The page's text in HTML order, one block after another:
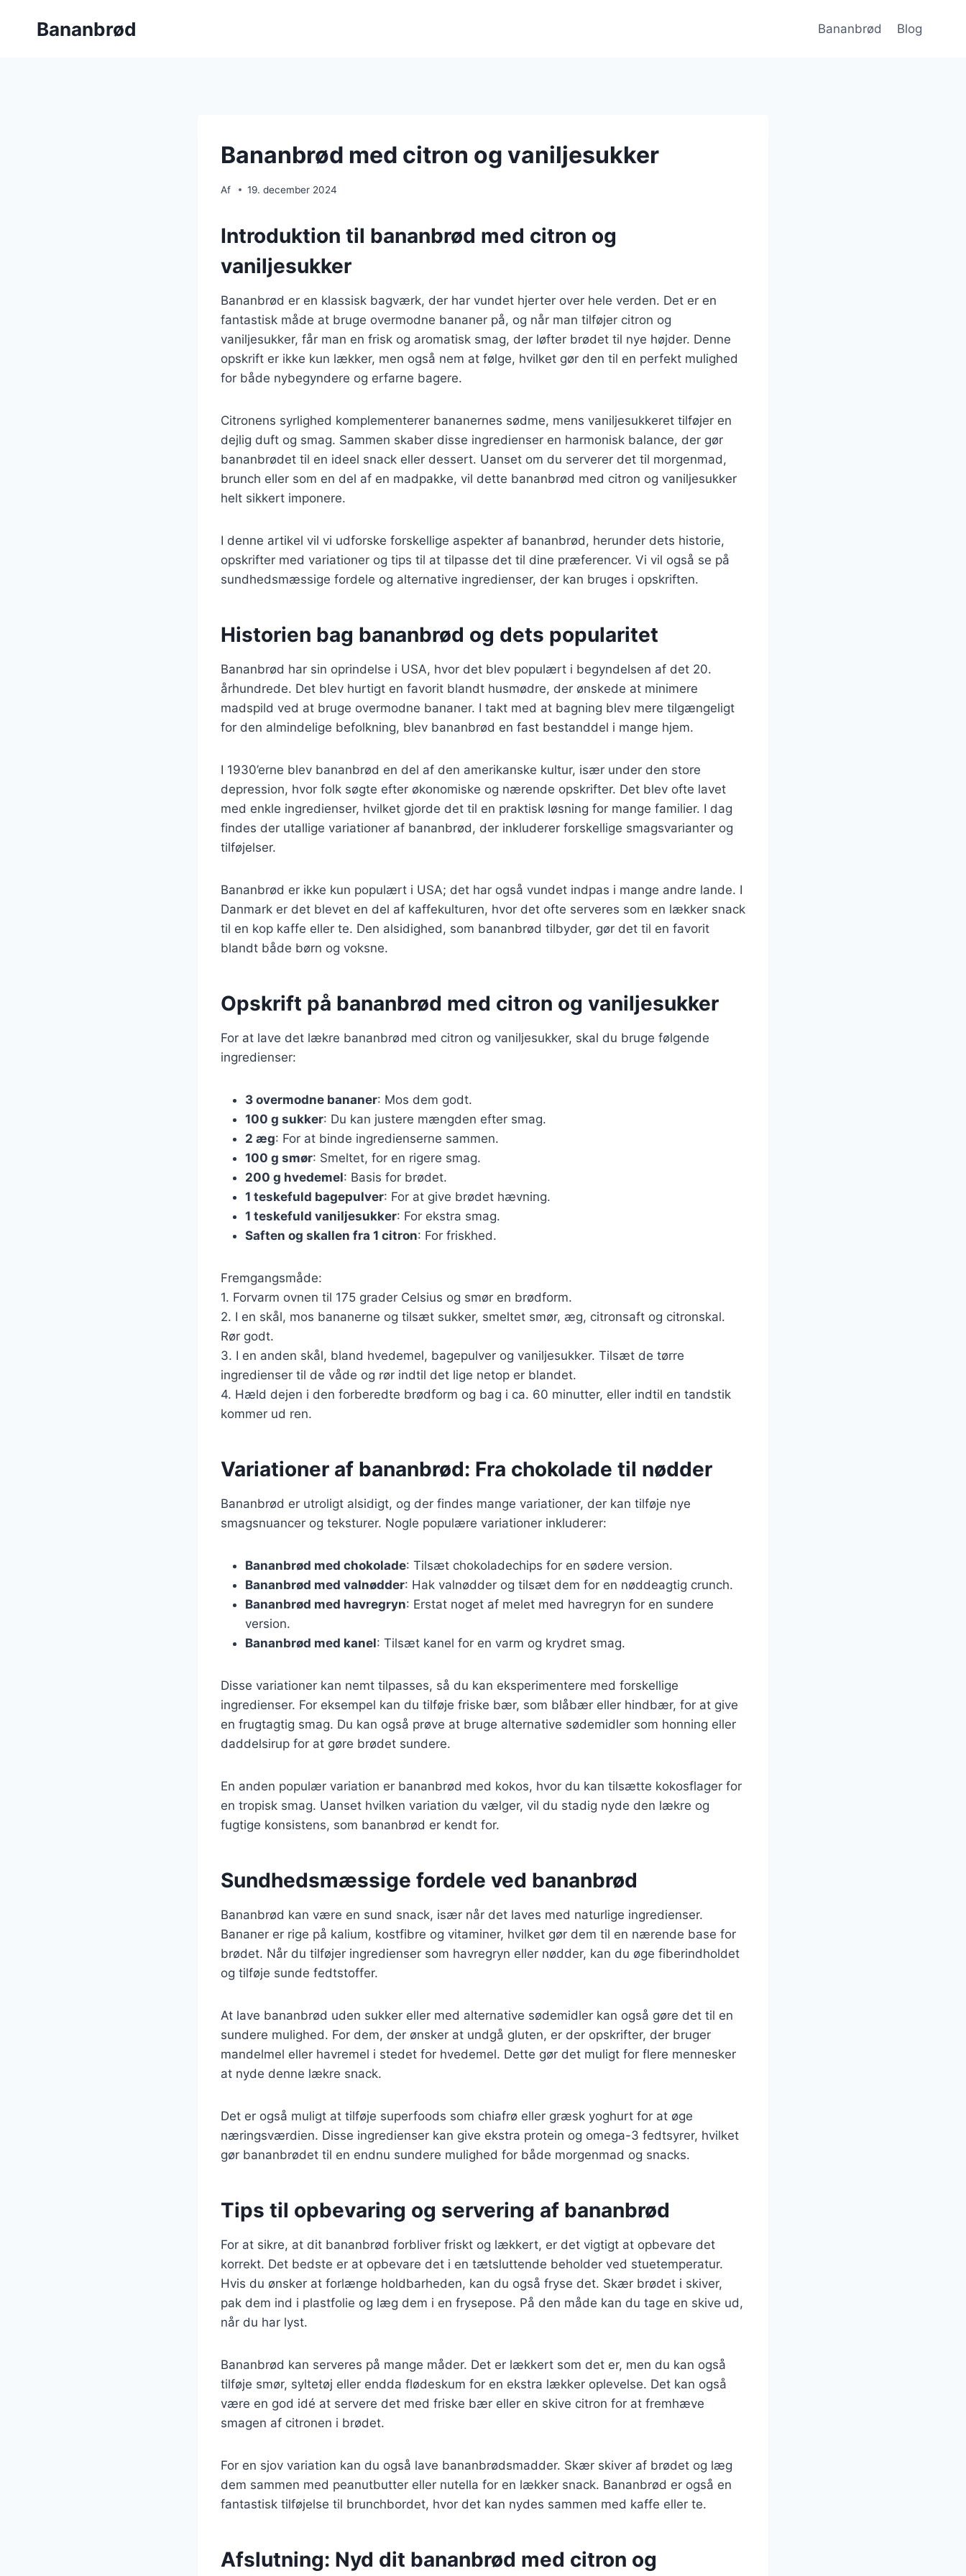
Bananbrød Bananbrød Blog
Bananbrød med citron og vaniljesukker
Af 19. december 2024
Introduktion til bananbrød med citron og
vaniljesukker
Bananbrød er en klassisk bagværk, der har vundet hjerter over hele verden. Det er en
fantastisk måde at bruge overmodne bananer på, og når man tilføjer citron og
vaniljesukker, får man en frisk og aromatisk smag, der løfter brødet til nye højder. Denne
opskrift er ikke kun lækker, men også nem at følge, hvilket gør den til en perfekt mulighed
for både nybegyndere og erfarne bagere.
Citronens syrlighed komplementerer bananernes sødme, mens vaniljesukkeret tilføjer en
dejlig duft og smag. Sammen skaber disse ingredienser en harmonisk balance, der gør
bananbrødet til en ideel snack eller dessert. Uanset om du serverer det til morgenmad,
brunch eller som en del af en madpakke, vil dette bananbrød med citron og vaniljesukker
helt sikkert imponere.
I denne artikel vil vi udforske forskellige aspekter af bananbrød, herunder dets historie,
opskrifter med variationer og tips til at tilpasse det til dine præferencer. Vi vil også se på
sundhedsmæssige fordele og alternative ingredienser, der kan bruges i opskriften.
Historien bag bananbrød og dets popularitet
Bananbrød har sin oprindelse i USA, hvor det blev populært i begyndelsen af det 20.
århundrede. Det blev hurtigt en favorit blandt husmødre, der ønskede at minimere
madspild ved at bruge overmodne bananer. I takt med at bagning blev mere tilgængeligt
for den almindelige befolkning, blev bananbrød en fast bestanddel i mange hjem.
I 1930’erne blev bananbrød en del af den amerikanske kultur, især under den store
depression, hvor folk søgte efter økonomiske og nærende opskrifter. Det blev ofte lavet
med enkle ingredienser, hvilket gjorde det til en praktisk løsning for mange familier. I dag
findes der utallige variationer af bananbrød, der inkluderer forskellige smagsvarianter og
tilføjelser.
Bananbrød er ikke kun populært i USA; det har også vundet indpas i mange andre lande. I
Danmark er det blevet en del af kaffekulturen, hvor det ofte serveres som en lækker snack
til en kop kaffe eller te. Den alsidighed, som bananbrød tilbyder, gør det til en favorit
blandt både børn og voksne.
Opskrift på bananbrød med citron og vaniljesukker
For at lave det lækre bananbrød med citron og vaniljesukker, skal du bruge følgende
ingredienser:
3 overmodne bananer: Mos dem godt.
100 g sukker: Du kan justere mængden efter smag.
2 æg: For at binde ingredienserne sammen.
100 g smør: Smeltet, for en rigere smag.
200 g hvedemel: Basis for brødet.
1 teskefuld bagepulver: For at give brødet hævning.
1 teskefuld vaniljesukker: For ekstra smag.
Saften og skallen fra 1 citron: For friskhed.
Fremgangsmåde:
1. Forvarm ovnen til 175 grader Celsius og smør en brødform.
2. I en skål, mos bananerne og tilsæt sukker, smeltet smør, æg, citronsaft og citronskal.
Rør godt.
3. I en anden skål, bland hvedemel, bagepulver og vaniljesukker. Tilsæt de tørre
ingredienser til de våde og rør indtil det lige netop er blandet.
4. Hæld dejen i den forberedte brødform og bag i ca. 60 minutter, eller indtil en tandstik
kommer ud ren.
Variationer af bananbrød: Fra chokolade til nødder
Bananbrød er utroligt alsidigt, og der findes mange variationer, der kan tilføje nye
smagsnuancer og teksturer. Nogle populære variationer inkluderer:
Bananbrød med chokolade: Tilsæt chokoladechips for en sødere version.
Bananbrød med valnødder: Hak valnødder og tilsæt dem for en nøddeagtig crunch.
Bananbrød med havregryn: Erstat noget af melet med havregryn for en sundere
version.
Bananbrød med kanel: Tilsæt kanel for en varm og krydret smag.
Disse variationer kan nemt tilpasses, så du kan eksperimentere med forskellige
ingredienser. For eksempel kan du tilføje friske bær, som blåbær eller hindbær, for at give
en frugtagtig smag. Du kan også prøve at bruge alternative sødemidler som honning eller
daddelsirup for at gøre brødet sundere.
En anden populær variation er bananbrød med kokos, hvor du kan tilsætte kokosflager for
en tropisk smag. Uanset hvilken variation du vælger, vil du stadig nyde den lækre og
fugtige konsistens, som bananbrød er kendt for.
Sundhedsmæssige fordele ved bananbrød
Bananbrød kan være en sund snack, især når det laves med naturlige ingredienser.
Bananer er rige på kalium, kostfibre og vitaminer, hvilket gør dem til en nærende base for
brødet. Når du tilføjer ingredienser som havregryn eller nødder, kan du øge fiberindholdet
og tilføje sunde fedtstoffer.
At lave bananbrød uden sukker eller med alternative sødemidler kan også gøre det til en
sundere mulighed. For dem, der ønsker at undgå gluten, er der opskrifter, der bruger
mandelmel eller havremel i stedet for hvedemel. Dette gør det muligt for flere mennesker
at nyde denne lækre snack.
Det er også muligt at tilføje superfoods som chiafrø eller græsk yoghurt for at øge
næringsværdien. Disse ingredienser kan give ekstra protein og omega-3 fedtsyrer, hvilket
gør bananbrødet til en endnu sundere mulighed for både morgenmad og snacks.
Tips til opbevaring og servering af bananbrød
For at sikre, at dit bananbrød forbliver friskt og lækkert, er det vigtigt at opbevare det
korrekt. Det bedste er at opbevare det i en tætsluttende beholder ved stuetemperatur.
Hvis du ønsker at forlænge holdbarheden, kan du også fryse det. Skær brødet i skiver,
pak dem ind i plastfolie og læg dem i en frysepose. På den måde kan du tage en skive ud,
når du har lyst.
Bananbrød kan serveres på mange måder. Det er lækkert som det er, men du kan også
tilføje smør, syltetøj eller endda flødeskum for en ekstra lækker oplevelse. Det kan også
være en god idé at servere det med friske bær eller en skive citron for at fremhæve
smagen af citronen i brødet.
For en sjov variation kan du også lave bananbrødsmadder. Skær skiver af brødet og læg
dem sammen med peanutbutter eller nutella for en lækker snack. Bananbrød er også en
fantastisk tilføjelse til brunchbordet, hvor det kan nydes sammen med kaffe eller te.
Afslutning: Nyd dit bananbrød med citron og